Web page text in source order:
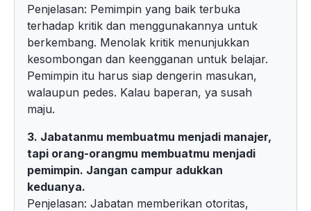
Penjelasan: Pemimpin yang baik terbuka
terhadap kritik dan menggunakannya untuk
berkembang. Menolak kritik menunjukkan
kesombongan dan keengganan untuk belajar.
Pemimpin itu harus siap dengerin masukan,
walaupun pedes. Kalau baperan, ya susah
maju.
3. Jabatanmu membuatmu menjadi manajer,
tapi orang-orangmu membuatmu menjadi
pemimpin. Jangan campur adukkan
keduanya.
Penjelasan: Jabatan memberikan otoritas,